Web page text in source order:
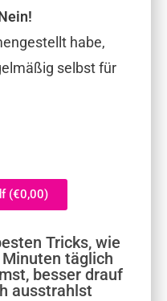
habe,
selbst für
(€0,00)
Tricks, wie
täglich
besser drauf
ausstrahlst